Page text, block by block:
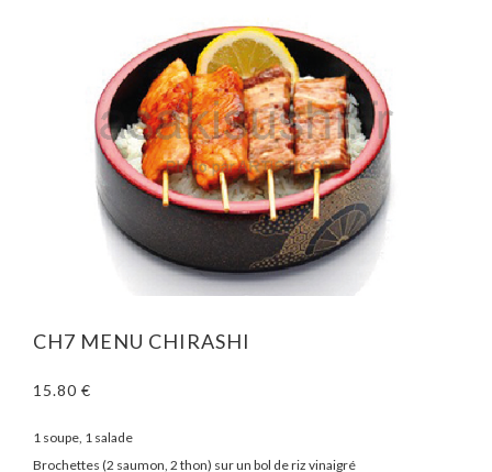
CH7 MENU CHIRASHI
15.80 €
1 soupe, 1 salade
Brochettes (2 saumon, 2 thon) sur un bol de riz vinaigré